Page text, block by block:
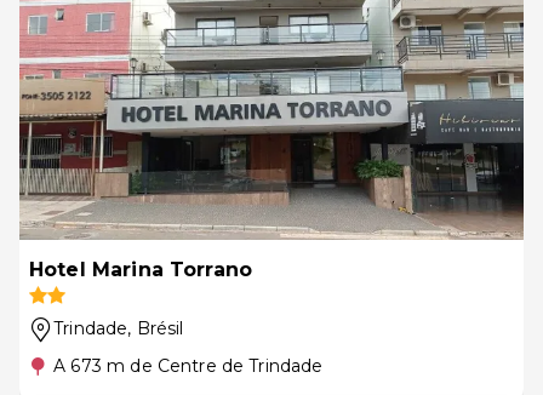
Hotel Marina Torrano
Trindade, Brésil
A 673 m de Centre de Trindade